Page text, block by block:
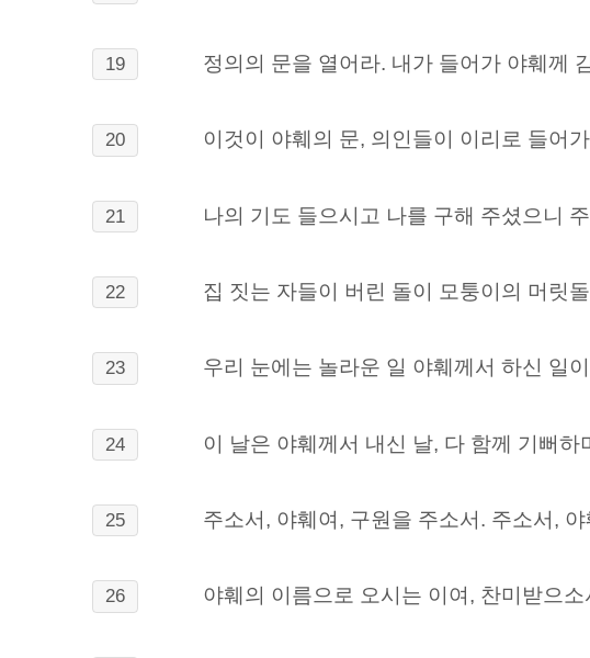
19 정의의 문을 열어라. 내가 들어가 야훼께
20 이것이 야훼의 문, 의인들이 이리로 들어
21 나의 기도 들으시고 나를 구해 주셨으니
22 집 짓는 자들이 버린 돌이 모퉁이의 머릿
23 우리 눈에는 놀라운 일 야훼께서 하신 일
24 이 날은 야훼께서 내신 날, 다 함께 기뻐하
25 주소서, 야훼여, 구원을 주소서. 주소서,
26 야훼의 이름으로 오시는 이여, 찬미받으